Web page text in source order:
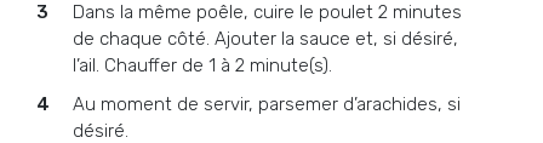
Dans la même poêle, cuire le poulet 2 minutes
de chaque côté. Ajouter la sauce et, si désiré,
l’ail. Chauffer de 1 à 2 minute(s).
Au moment de servir, parsemer d’arachides, si
désiré.